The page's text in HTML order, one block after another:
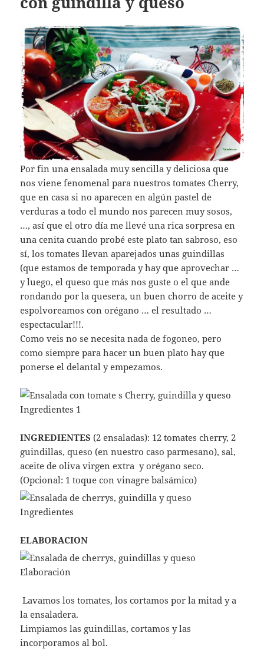
Por fin una ensalada muy sencilla y deliciosa que
nos viene fenomenal para nuestros tomates Cherry,
que en casa si no aparecen en algún pastel de
verduras a todo el mundo nos parecen muy sosos,
…, así que el otro día me llevé una rica sorpresa en
una cenita cuando probé este plato tan sabroso, eso
sí, los tomates llevan aparejados unas guindillas
(que estamos de temporada y hay que aprovechar …
y luego, el queso que más nos guste o el que ande
rondando por la quesera, un buen chorro de aceite y
espolvoreamos con orégano … el resultado …
espectacular!!!.
Como veis no se necesita nada de fogoneo, pero
como siempre para hacer un buen plato hay que
ponerse el delantal y empezamos.
INGREDIENTES (2 ensaladas): 12 tomates cherry, 2
guindillas, queso (en nuestro caso parmesano), sal,
aceite de oliva virgen extra y orégano seco.
(Opcional: 1 toque con vinagre balsámico)
ELABORACION
Lavamos los tomates, los cortamos por la mitad y a
la ensaladera.
Limpiamos las guindillas, cortamos y las
incorporamos al bol.